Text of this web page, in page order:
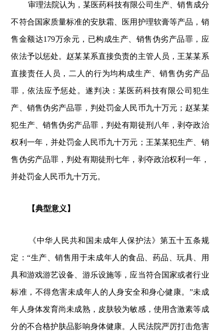
审理法院认为，某医药科技有限公司生产、销售成分
不符合国家质量标准的安肤霜、医用护理软膏等产品，销
售金额达179万余元，已构成生产、销售伪劣产品罪，应
依法予以惩处。赵某某系直接负责的主管人员，王某某系
直接责任人员，二人的行为均构成生产、销售伪劣产品
罪，依法应予惩处。遂判决：某医药科技有限公司犯生
产、销售伪劣产品罪，判处罚金人民币九十万元；赵某某
犯生产、销售伪劣产品罪，判处有期徒刑八年，剥夺政治
权利一年，并处罚金人民币九十万元；王某某犯生产、销
售伪劣产品罪，判处有期徒刑七年，剥夺政治权利一年，
并处罚金人民币九十万元。
【典型意义】
《中华人民共和国未成年人保护法》第五十五条规
定：“生产、销售用于未成年人的食品、药品、玩具、用
具和游戏游艺设备、游乐设施等，应当符合国家或者行业
标准，不得危害未成年人的人身安全和身心健康。”未成
年人身体发育尚未成熟，皮肤较为敏感，使用含激素等成
分的不合格护肤品影响身体健康。人民法院严厉打击危害